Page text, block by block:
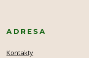
ADRESA
Kontakty